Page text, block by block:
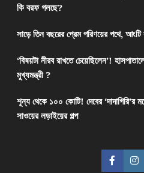
কি বরফ গলছে?
সাড়ে তিন বছরের প্রেম পরিণয়ের পথে,
‘বিষয়টা নীরব রাখতে চেয়েছিলেন’!
মুখ্যমন্ত্রী ?
শূন্য থেকে ১০০ কোটি! দেবের ‘দাদাগিরি’র
সাওয়ের লড়াইয়ের গল্প